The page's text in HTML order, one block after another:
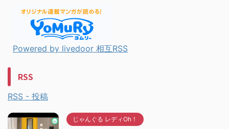
Powered by livedoor 相互RSS
RSS
RSS - 投稿
じゃんぐる レディOh！